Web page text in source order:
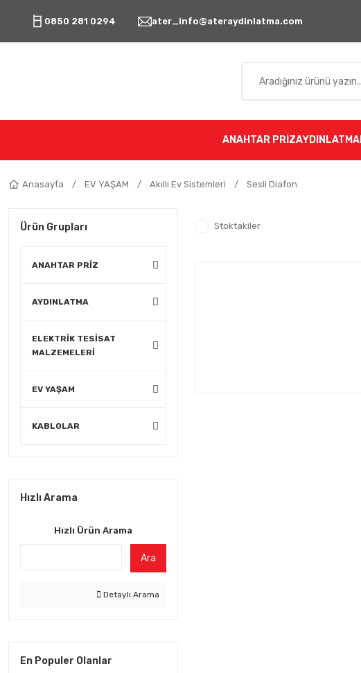
0850 281 0294 ater_info@ateraydinlatma.com
ANAHTAR PRİZAYDINLATMA
Anasayfa EV YAŞAM Akıllı Ev Sistemleri Sesli Diafon
Ürün Grupları
ANAHTAR PRİZ
AYDINLATMA
ELEKTRİK TESİSAT
MALZEMELERİ
EV YAŞAM
KABLOLAR
Hızlı Arama
Hızlı Ürün Arama
Ara
Detaylı Arama
En Populer Olanlar
Stoktakiler